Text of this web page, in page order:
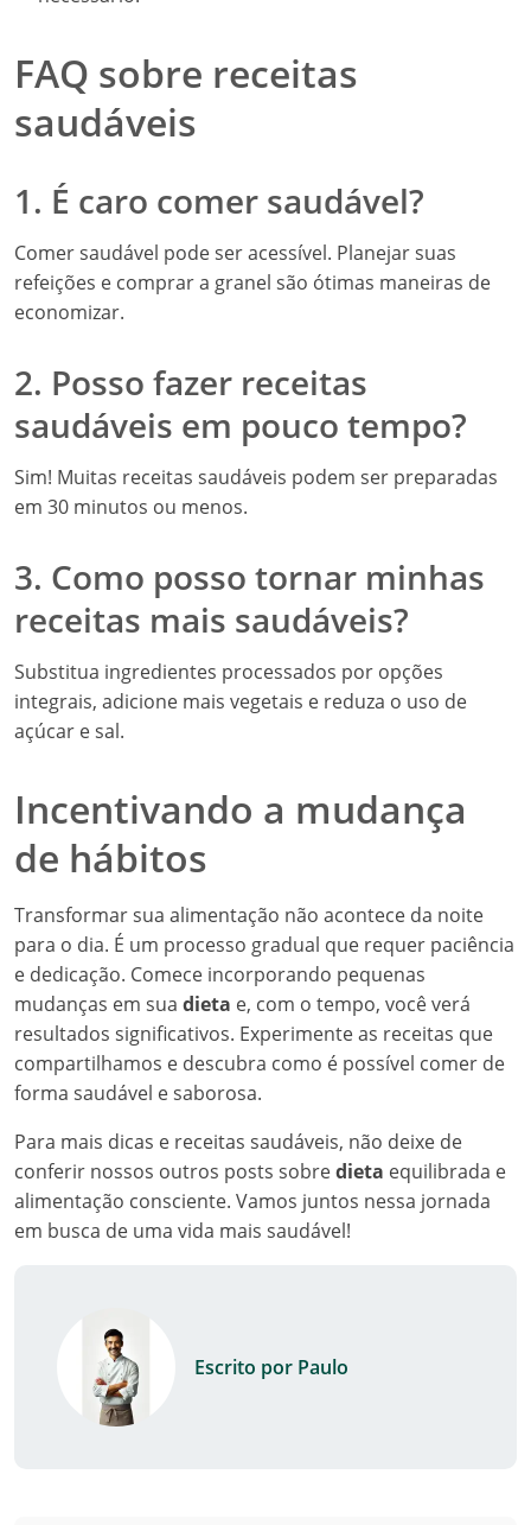
FAQ sobre receitas
saudáveis
1. É caro comer saudável?
Comer saudável pode ser acessível. Planejar suas
refeições e comprar a granel são ótimas maneiras de
economizar.
2. Posso fazer receitas
saudáveis em pouco tempo?
Sim! Muitas receitas saudáveis podem ser preparadas
em 30 minutos ou menos.
3. Como posso tornar minhas
receitas mais saudáveis?
Substitua ingredientes processados por opções
integrais, adicione mais vegetais e reduza o uso de
açúcar e sal.
Incentivando a mudança
de hábitos
Transformar sua alimentação não acontece da noite
para o dia. É um processo gradual que requer paciência
e dedicação. Comece incorporando pequenas
mudanças em sua dieta e, com o tempo, você verá
resultados significativos. Experimente as receitas que
compartilhamos e descubra como é possível comer de
forma saudável e saborosa.
Para mais dicas e receitas saudáveis, não deixe de
conferir nossos outros posts sobredieta equilibrada e
alimentação consciente. Vamos juntos nessa jornada
em busca de uma vida mais saudável!
Escrito por Paulo